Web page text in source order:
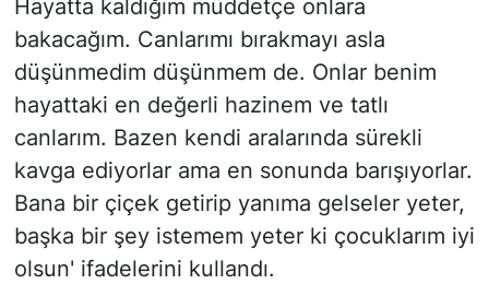
Hayatta kaldığım müddetçe onlara
bakacağım. Canlarımı bırakmayı asla
düşünmedim düşünmem de. Onlar benim
hayattaki en değerli hazinem ve tatlı
canlarım. Bazen kendi aralarında sürekli
kavga ediyorlar ama en sonunda barışıyorlar.
Bana bir çiçek getirip yanıma gelseler yeter,
başka bir şey istemem yeter ki çocuklarım iyi
olsun' ifadelerini kullandı.